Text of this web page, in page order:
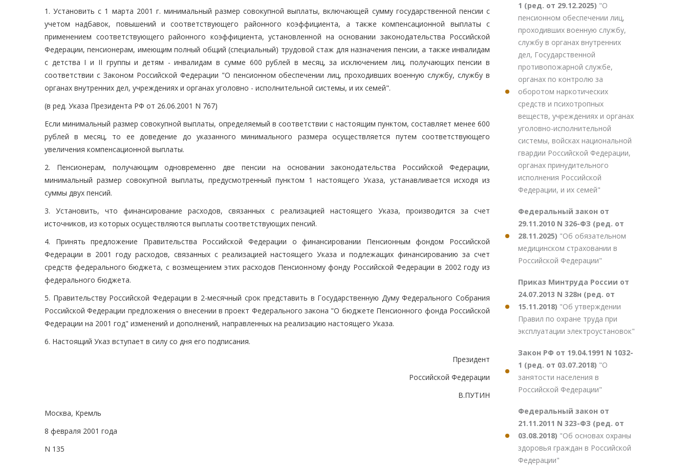
1. Установить с 1 марта 2001 г. минимальный размер совокупной выплаты, включающей сумму государственной пенсии с
учетом надбавок, повышений и соответствующего районного коэффициента, а также компенсационной выплаты с
применением соответствующего районного коэффициента, установленной на основании законодательства Российской
Федерации, пенсионерам, имеющим полный общий (специальный) трудовой стаж для назначения пенсии, а также инвалидам
с детства I и II группы и детям - инвалидам в сумме 600 рублей в месяц, за исключением лиц, получающих пенсии в
соответствии с Законом Российской Федерации "О пенсионном обеспечении лиц, проходивших военную службу, службу в
органах внутренних дел, учреждениях и органах уголовно - исполнительной системы, и их семей".
(в ред. Указа Президента РФ от 26.06.2001 N 767)
Если минимальный размер совокупной выплаты, определяемый в соответствии с настоящим пунктом, составляет менее 600
рублей в месяц, то ее доведение до указанного минимального размера осуществляется путем соответствующего
увеличения компенсационной выплаты.
2. Пенсионерам, получающим одновременно две пенсии на основании законодательства Российской Федерации,
минимальный размер совокупной выплаты, предусмотренный пунктом 1 настоящего Указа, устанавливается исходя из
суммы двух пенсий.
3. Установить, что финансирование расходов, связанных с реализацией настоящего Указа, производится за счет
источников, из которых осуществляются выплаты соответствующих пенсий.
4. Принять предложение Правительства Российской Федерации о финансировании Пенсионным фондом Российской
Федерации в 2001 году расходов, связанных с реализацией настоящего Указа и подлежащих финансированию за счет
средств федерального бюджета, с возмещением этих расходов Пенсионному фонду Российской Федерации в 2002 году из
федерального бюджета.
5. Правительству Российской Федерации в 2-месячный срок представить в Государственную Думу Федерального Собрания
Российской Федерации предложения о внесении в проект Федерального закона "О бюджете Пенсионного фонда Российской
Федерации на 2001 год" изменений и дополнений, направленных на реализацию настоящего Указа.
6. Настоящий Указ вступает в силу со дня его подписания.
Президент
Российской Федерации
В.ПУТИН
Москва, Кремль
8 февраля 2001 года
N 135
1 (ред. от 29.12.2025) "О
пенсионном обеспечении лиц,
проходивших военную службу,
службу в органах внутренних
дел, Государственной
противопожарной службе,
органах по контролю за
оборотом наркотических
средств и психотропных
веществ, учреждениях и органах
уголовно-исполнительной
системы, войсках национальной
гвардии Российской Федерации,
органах принудительного
исполнения Российской
Федерации, и их семей"
Федеральный закон от
29.11.2010 N 326-ФЗ (ред. от
28.11.2025) "Об обязательном
медицинском страховании в
Российской Федерации"
Приказ Минтруда России от
24.07.2013 N 328н (ред. от
15.11.2018) "Об утверждении
Правил по охране труда при
эксплуатации электроустановок"
Закон РФ от 19.04.1991 N 1032-
1 (ред. от 03.07.2018) "О
занятости населения в
Российской Федерации"
Федеральный закон от
21.11.2011 N 323-ФЗ (ред. от
03.08.2018) "Об основах охраны
здоровья граждан в Российской
Федерации"